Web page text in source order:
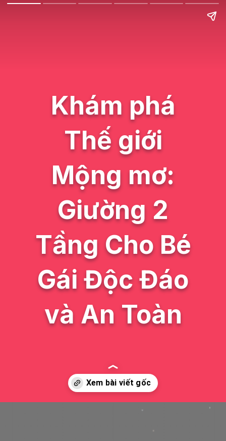
Khám phá
Thế giới
Mộng mơ:
Giường 2
Tầng Cho Bé
Gái Độc Đáo
và An Toàn